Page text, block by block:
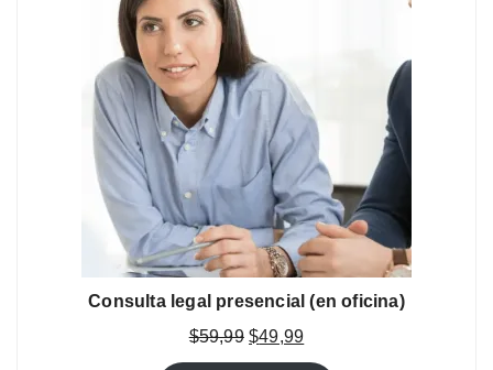
Consulta legal presencial (en oficina)
$59,99 El
precio
$49,99El
precio